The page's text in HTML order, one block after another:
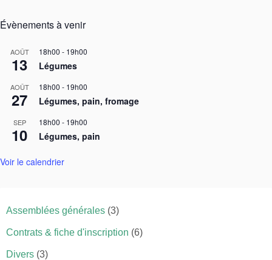
Évènements à venir
AOÛT
13
18h00 - 19h00
Légumes
AOÛT
27
18h00 - 19h00
Légumes, pain, fromage
SEP
10
18h00 - 19h00
Légumes, pain
Voir le calendrier
Assemblées générales (3)
Contrats & fiche d'inscription (6)
Divers (3)